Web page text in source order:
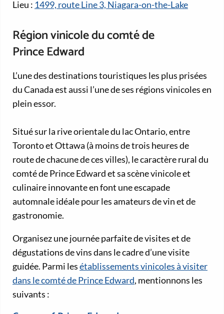
Lieu : 1499, route Line 3, Niagara-on-the-Lake
Région vinicole du comté de
Prince Edward
L’une des destinations touristiques les plus prisées
du Canada est aussi l’une de ses régions vinicoles en
plein essor.
Situé sur la rive orientale du lac Ontario, entre
Toronto et Ottawa (à moins de trois heures de
route de chacune de ces villes), le caractère rural du
comté de Prince Edward et sa scène vinicole et
culinaire innovante en font une escapade
automnale idéale pour les amateurs de vin et de
gastronomie.
Organisez une journée parfaite de visites et de
dégustations de vins dans le cadre d’une visite
guidée. Parmi lesétablissements vinicoles à visiter
dans le comté de Prince Edward, mentionnons les
suivants :